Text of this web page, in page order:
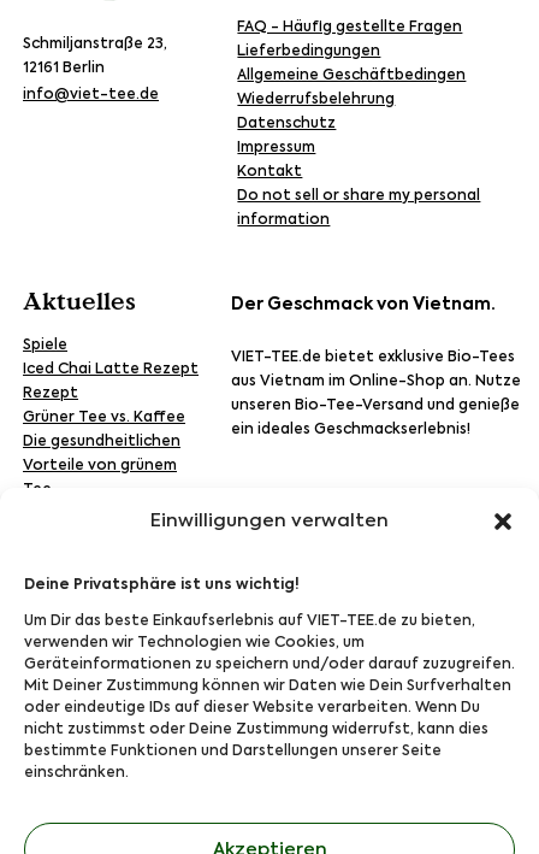
Einwilligungen verwalten
Deine Privatsphäre ist uns wichtig!
Um Dir das beste Einkaufserlebnis auf VIET-TEE.de zu bieten,
verwenden wir Technologien wie Cookies, um
Geräteinformationen zu speichern und/oder darauf zuzugreifen.
Mit Deiner Zustimmung können wir Daten wie Dein Surfverhalten
oder eindeutige IDs auf dieser Website verarbeiten. Wenn Du
nicht zustimmst oder Deine Zustimmung widerrufst, kann dies
bestimmte Funktionen und Darstellungen unserer Seite
einschränken.
Akzeptieren
Schmiljanstraße 23,
12161 Berlin
info@viet-tee.de
FAQ - Häufig gestellte Fragen
Lieferbedingungen
Allgemeine Geschäftbedingen
Wiederrufsbelehrung
Datenschutz
Impressum
Kontakt
Do not sell or share my personal
information
Aktuelles
Spiele
Iced Chai Latte Rezept
Rezept
Grüner Tee vs. Kaffee
Die gesundheitlichen
Vorteile von grünem
Tee
Der Geschmack von Vietnam.
VIET-TEE.de bietet exklusive Bio-Tees
aus Vietnam im Online-Shop an. Nutze
unseren Bio-Tee-Versand und genieße
ein ideales Geschmackserlebnis!
Zahlung
Folge Uns bei: